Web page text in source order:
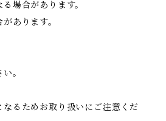
場合があります。
あります。
。
るためお取り扱いにご注意くだ